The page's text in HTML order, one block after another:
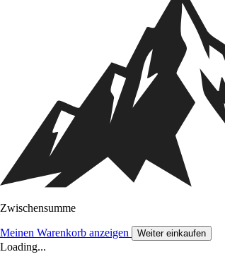
Zwischensumme
Meinen Warenkorb anzeigen Weiter einkaufen
Loading...